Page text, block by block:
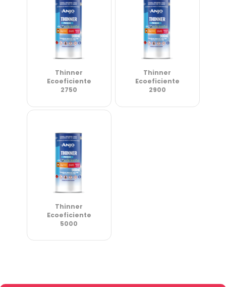
Thinner
Ecoeficiente
2750
Thinner
Ecoeficiente
2900
Thinner
Ecoeficiente
5000